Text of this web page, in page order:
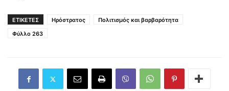
ΕΤΙΚΕΤΕΣ Ηρόστρατος
Πολιτισμός και βαρβαρότητα
Φύλλο 263